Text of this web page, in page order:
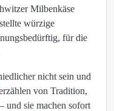
Milbenkäse
würzige
für die
nicht sein und
von Tradition,
und sie machen sofort